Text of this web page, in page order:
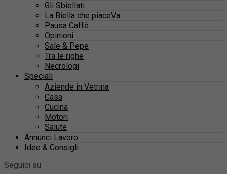
Gli Sbiellati
La Biella che piaceVa
Pausa Caffè
Opinioni
Sale & Pepe
Tra le righe
Necrologi
Speciali
Aziende in Vetrina
Casa
Cucina
Motori
Salute
Annunci Lavoro
Idee & Consigli
Seguici su